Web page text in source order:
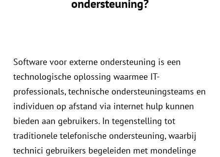
ondersteuning?
Software voor externe ondersteuning is een
technologische oplossing waarmee IT-
professionals, technische ondersteuningsteams en
individuen op afstand via internet hulp kunnen
bieden aan gebruikers. In tegenstelling tot
traditionele telefonische ondersteuning, waarbij
technici gebruikers begeleiden met mondelinge